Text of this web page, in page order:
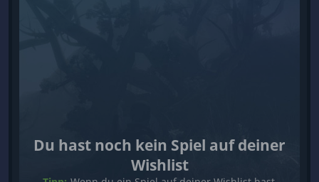
Du hast noch kein Spiel auf deiner
Wishlist